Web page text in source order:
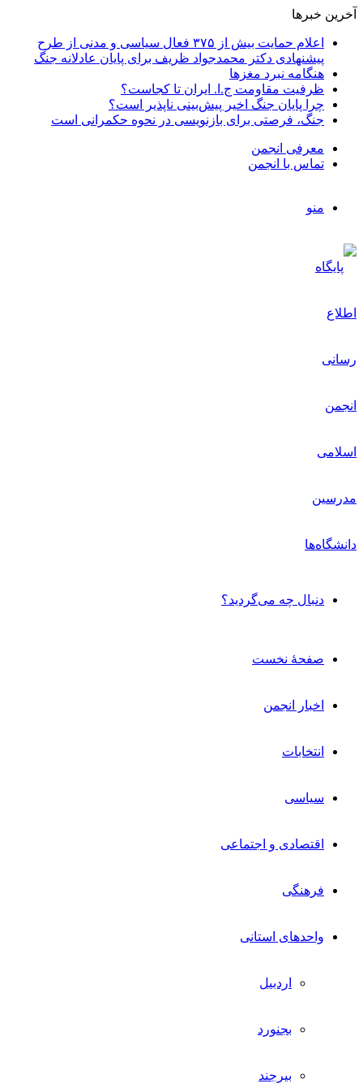
آخرین خبرها
اعلام حمایت بیش از ۳۷۵ فعال سیاسی و مدنی از طرح
پیشنهادی دکتر محمدجواد ظریف برای پایان عادلانه جنگ
هنگامه نبرد مغزها
ظرفیت مقاومت ج.ا. ایران تا کجاست؟
چرا پایان جنگ اخیر پیش‌بینی ناپذیر است؟
جنگ، فرصتی برای بازنویسی در نحوه حکمرانی است
معرفی انجمن
تماس با انجمن
منو
دنبال چه می‌گردید؟
صفحۀ نخست
اخبار انجمن
انتخابات
سیاسی
اقتصادی و اجتماعی
فرهنگی
واحدهای استانی
اردبیل
بجنورد
بیرجند